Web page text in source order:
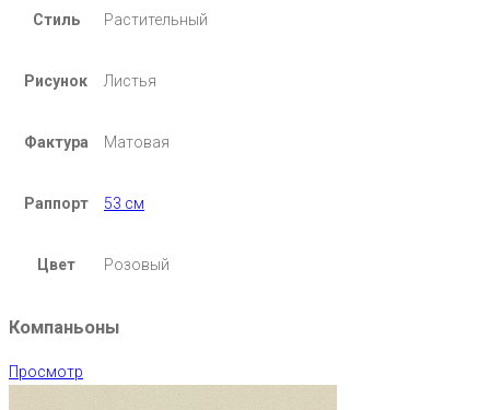
Стиль Растительный
Рисунок Листья
Фактура Матовая
Раппорт 53 см
Цвет Розовый
Компаньоны
Просмотр